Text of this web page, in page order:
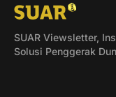
SUAR Viewsletter,
Solusi Penggerak